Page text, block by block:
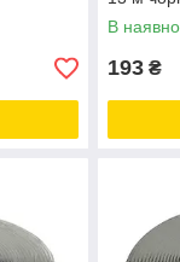
В
193 ₴